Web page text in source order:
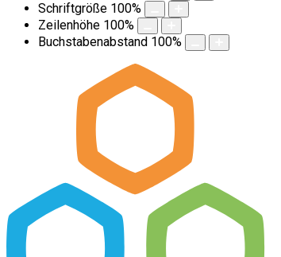
Schriftgröße 100%
Zeilenhöhe 100%
Buchstabenabstand 100%